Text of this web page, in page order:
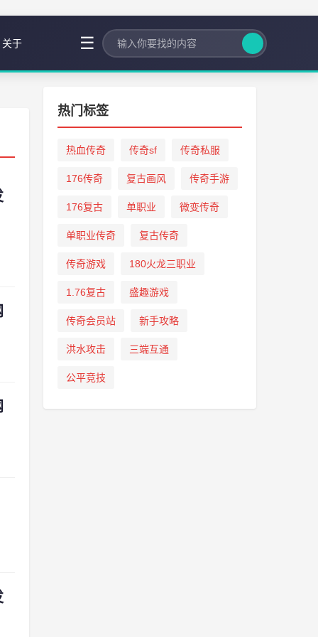
关于 ☰
热门标签
热血传奇 传奇sf 传奇私服
176传奇 复古画风 传奇手游
176复古 单职业 微变传奇
单职业传奇 复古传奇
传奇游戏 180火龙三职业
1.76复古 盛趣游戏
传奇会员站 新手攻略
洪水攻击 三端互通
公平竞技